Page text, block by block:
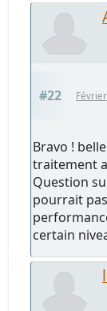
#22
Bravo !
traitement
Question
pourrait
certain